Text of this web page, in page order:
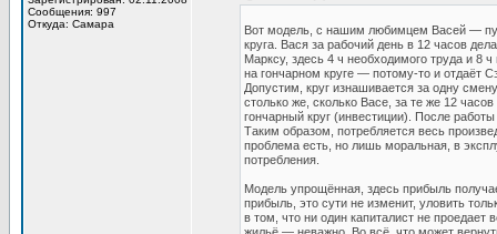
Сообщения: 997
Откуда: Самара
Вот модель, с нашим любимцем Васей —
круга. Вася за рабочий день в 12 часов
Марксу, здесь 4 ч необходимого труда и 8
на гончарном круге — потому-то и отдаёт
Допустим, круг изнашивается за одну
столько же, сколько Васе, за те же 12
гончарный круг (инвестиции). После
Таким образом, потребляется весь
проблема есть, но лишь моральная, в
потребления.
Модель упрощённая, здесь прибыль
прибыль, это сути не изменит, уловить
в том, что ни один капиталист не проедает